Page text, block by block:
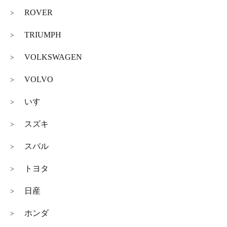
> ROVER
> TRIUMPH
> VOLKSWAGEN
> VOLVO
> いすゞ
> スズキ
> スバル
> トヨタ
> 日産
> ホンダ